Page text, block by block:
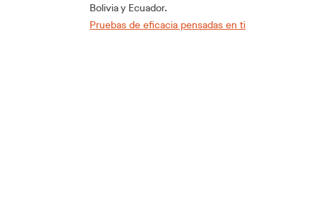
Bolivia y Ecuador.
Pruebas de eficacia pensadas en ti